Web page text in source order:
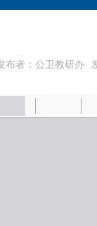
布者：公卫教研办